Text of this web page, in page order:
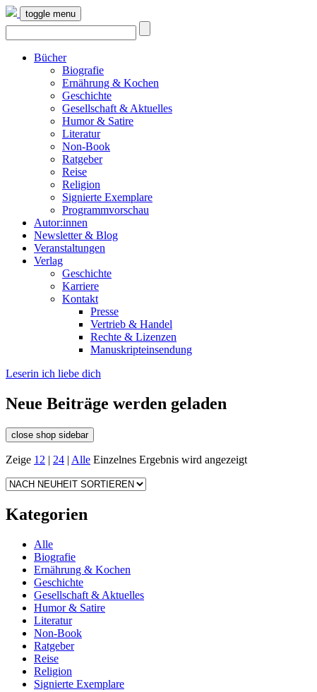
toggle menu
Bücher
Biografie
Ernährung & Kochen
Geschichte
Gesellschaft & Aktuelles
Humor & Satire
Literatur
Non-Book
Ratgeber
Reise
Religion
Signierte Exemplare
Programmvorschau
Autor:innen
Newsletter & Blog
Veranstaltungen
Verlag
Geschichte
Karriere
Kontakt
Presse
Vertrieb & Handel
Rechte & Lizenzen
Manuskripteinsendung
Leserin ich liebe dich
Neue Beiträge werden geladen
close shop sidebar
Zeige 12 | 24 | Alle Einzelnes Ergebnis wird angezeigt
Kategorien
Alle
Biografie
Ernährung & Kochen
Geschichte
Gesellschaft & Aktuelles
Humor & Satire
Literatur
Non-Book
Ratgeber
Reise
Religion
Signierte Exemplare